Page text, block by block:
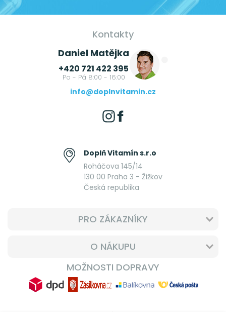
Kontakty
Daniel Matějka
+420 721 422 395
Po - Pá 8:00 - 16:00
info@doplnvitamin.cz
Doplň Vitamín s.r.o
Roháčova 145/14
130 00 Praha 3 - Žižkov
Česká republika
PRO ZÁKAZNÍKY
O NÁKUPU
MOŽNOSTI DOPRAVY